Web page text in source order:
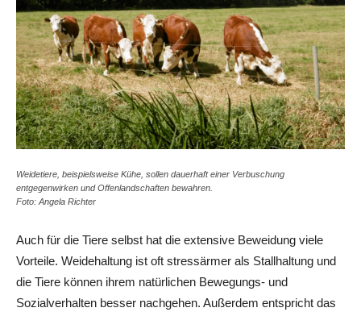
Weidetiere, beispielsweise Kühe, sollen dauerhaft einer Verbuschung
entgegenwirken und Offenlandschaften bewahren.
Foto: Angela Richter
Auch für die Tiere selbst hat die extensive Beweidung viele
Vorteile. Weidehaltung ist oft stressärmer als Stallhaltung und
die Tiere können ihrem natürlichen Bewegungs- und
Sozialverhalten besser nachgehen. Außerdem entspricht das